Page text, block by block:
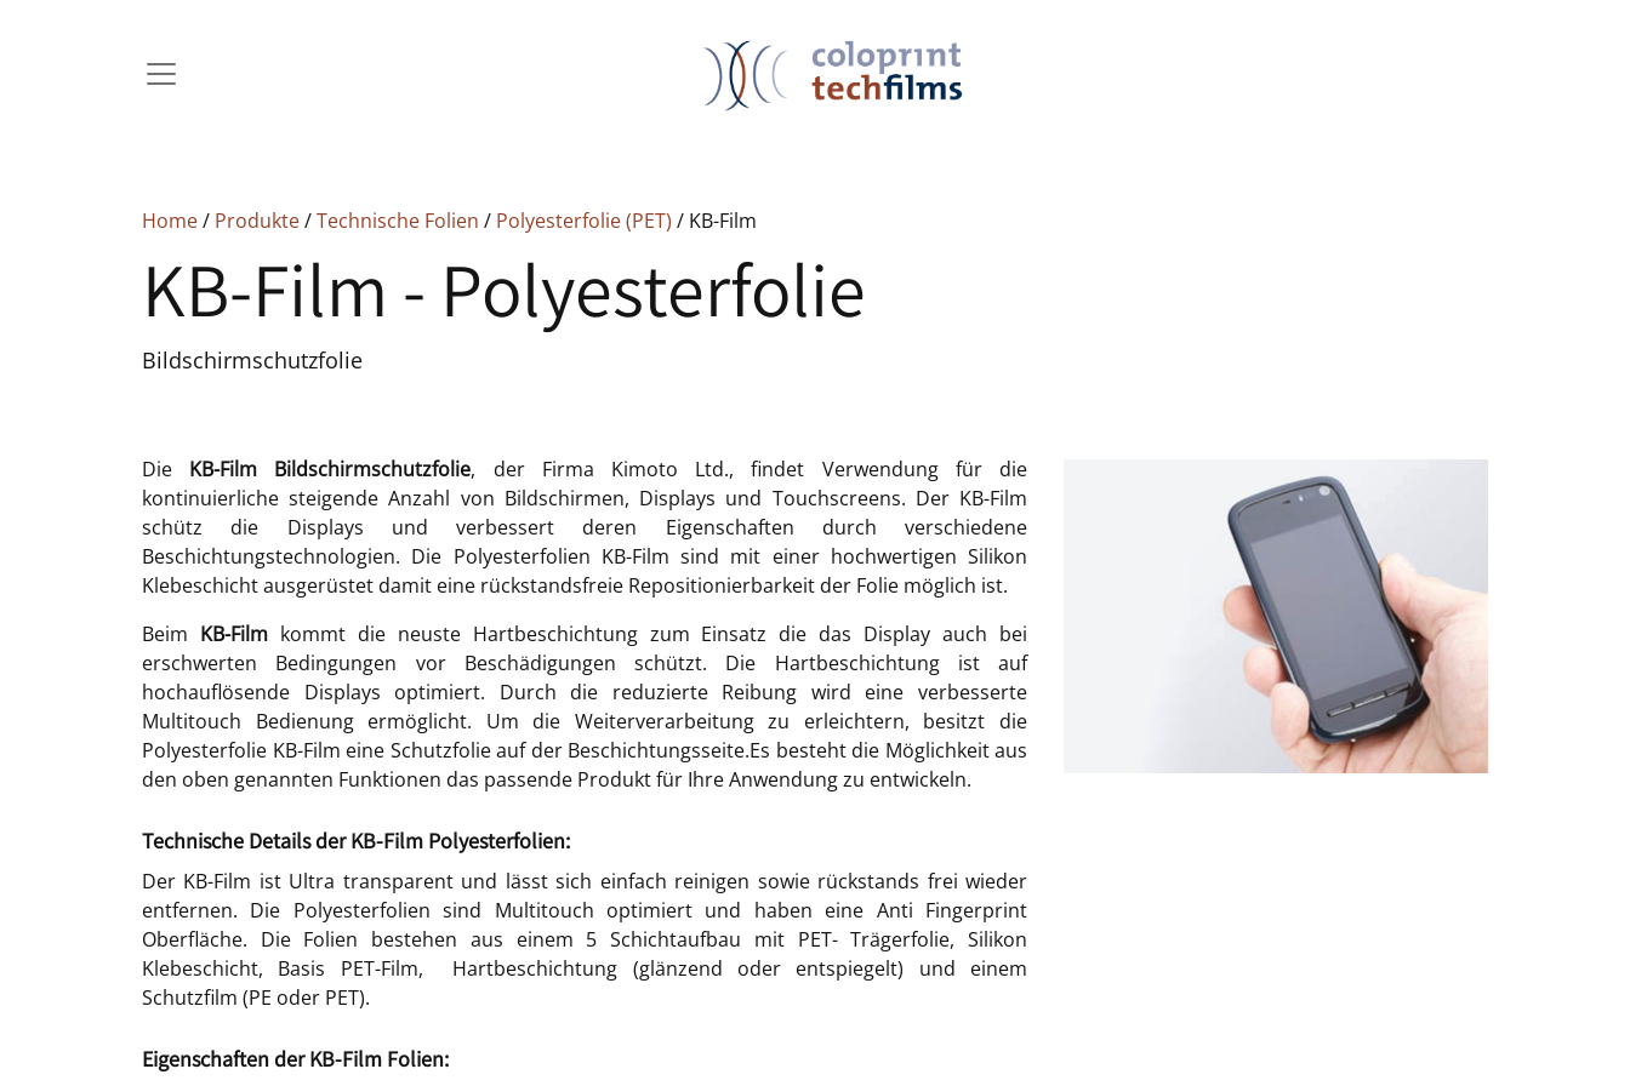
Home/ Produkte/Technische Folien / Polyesterfolie (PET) / KB-Film
KB-Film - Polyesterfolie
Bildschirmschutzfolie
Die KB-Film Bildschirmschutzfolie, der Firma Kimoto Ltd., findet Verwendung für die
kontinuierliche steigende Anzahl von Bildschirmen, Displays und Touchscreens. Der KB-Film
schütz die Displays und verbessert deren Eigenschaften durch verschiedene
Beschichtungstechnologien. Die Polyesterfolien KB-Film sind mit einer hochwertigen Silikon
Klebeschicht ausgerüstet damit eine rückstandsfreie Repositionierbarkeit der Folie möglich ist.
Beim KB-Filmkommt die neuste Hartbeschichtung zum Einsatz die das Display auch bei
erschwerten Bedingungen vor Beschädigungen schützt. Die Hartbeschichtung ist auf
hochauflösende Displays optimiert. Durch die reduzierte Reibung wird eine verbesserte
Multitouch Bedienung ermöglicht. Um die Weiterverarbeitung zu erleichtern, besitzt die
Polyesterfolie KB-Film eine Schutzfolie auf der Beschichtungsseite.Es besteht die Möglichkeit aus
den oben genannten Funktionen das passende Produkt für Ihre Anwendung zu entwickeln.
Technische Details der KB-Film Polyesterfolien:
Der KB-Film ist Ultra transparent und lässt sich einfach reinigen sowie rückstands frei wieder
entfernen. Die Polyesterfolien sind Multitouch optimiert und haben eine Anti Fingerprint
Oberfläche. Die Folien bestehen aus einem 5 Schichtaufbau mit PET- Trägerfolie, Silikon
Klebeschicht, Basis PET-Film, Hartbeschichtung (glänzend oder entspiegelt) und einem
Schutzfilm (PE oder PET).
Eigenschaften der KB-Film Folien: